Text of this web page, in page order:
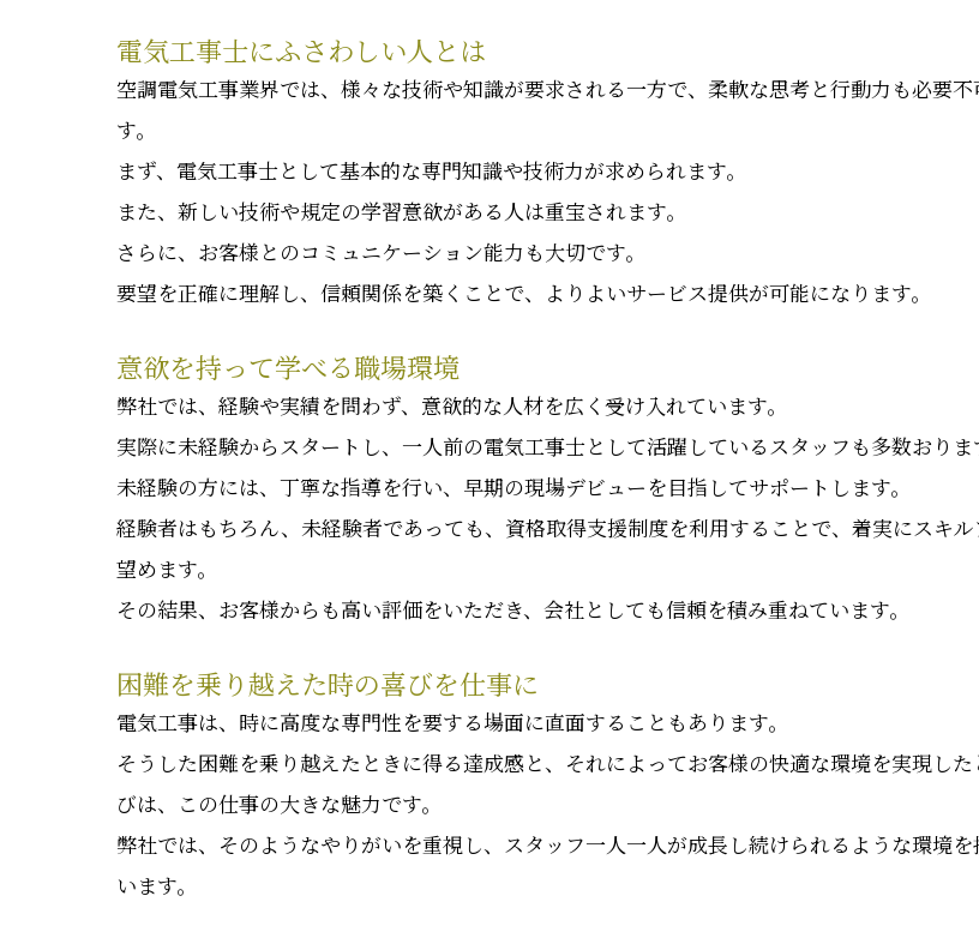
電気工事士にふさわしい人とは
空調電気工事業界では、様々な技術や知識が要求される一方で、柔軟な思考と行動力も必要不
す。
まず、電気工事士として基本的な専門知識や技術力が求められます。
また、新しい技術や規定の学習意欲がある人は重宝されます。
さらに、お客様とのコミュニケーション能力も大切です。
要望を正確に理解し、信頼関係を築くことで、よりよいサービス提供が可能になります。
意欲を持って学べる職場環境
弊社では、経験や実績を問わず、意欲的な人材を広く受け入れています。
実際に未経験からスタートし、一人前の電気工事士として活躍しているスタッフも多数おりま
未経験の方には、丁寧な指導を行い、早期の現場デビューを目指してサポートします。
経験者はもちろん、未経験者であっても、資格取得支援制度を利用することで、着実にスキル
望めます。
その結果、お客様からも高い評価をいただき、会社としても信頼を積み重ねています。
困難を乗り越えた時の喜びを仕事に
電気工事は、時に高度な専門性を要する場面に直面することもあります。
そうした困難を乗り越えたときに得る達成感と、それによってお客様の快適な環境を実現した
びは、この仕事の大きな魅力です。
弊社では、そのようなやりがいを重視し、スタッフ一人一人が成長し続けられるような環境を
います。